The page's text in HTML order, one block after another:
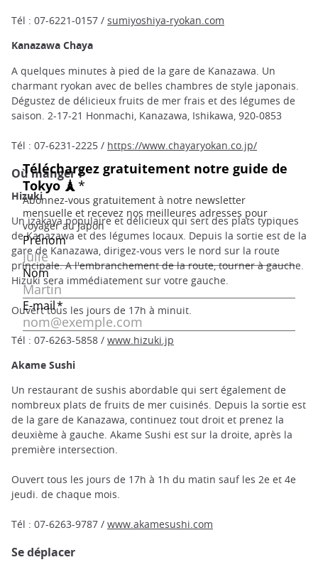
Tél : 07-6221-0157 / sumiyoshiya-ryokan.com
Kanazawa Chaya
A quelques minutes à pied de la gare de Kanazawa. Un
charmant ryokan avec de belles chambres de style japonais.
Dégustez de délicieux fruits de mer frais et des légumes de
saison. 2-17-21 Honmachi, Kanazawa, Ishikawa, 920-0853
Tél : 07-6231-2225 / https://www.chayaryokan.co.jp/
Où manger ?
Hizuki
Un izakaya populaire et délicieux qui sert des plats typiques
de Kanazawa et des légumes locaux. Depuis la sortie est de la
gare de Kanazawa, dirigez-vous vers le nord sur la route
principale. A l'embranchement de la route, tourner à gauche.
Hizuki sera immédiatement sur votre gauche.
Ouvert tous les jours de 17h à minuit.
Tél : 07-6263-5858 / www.hizuki.jp
Akame Sushi
Un restaurant de sushis abordable qui sert également de
nombreux plats de fruits de mer cuisinés. Depuis la sortie est
de la gare de Kanazawa, continuez tout droit et prenez la
deuxième à gauche. Akame Sushi est sur la droite, après la
première intersection.
Ouvert tous les jours de 17h à 1h du matin sauf les 2e et 4e
jeudi. de chaque mois.
Tél : 07-6263-9787 / www.akamesushi.com
Se déplacer